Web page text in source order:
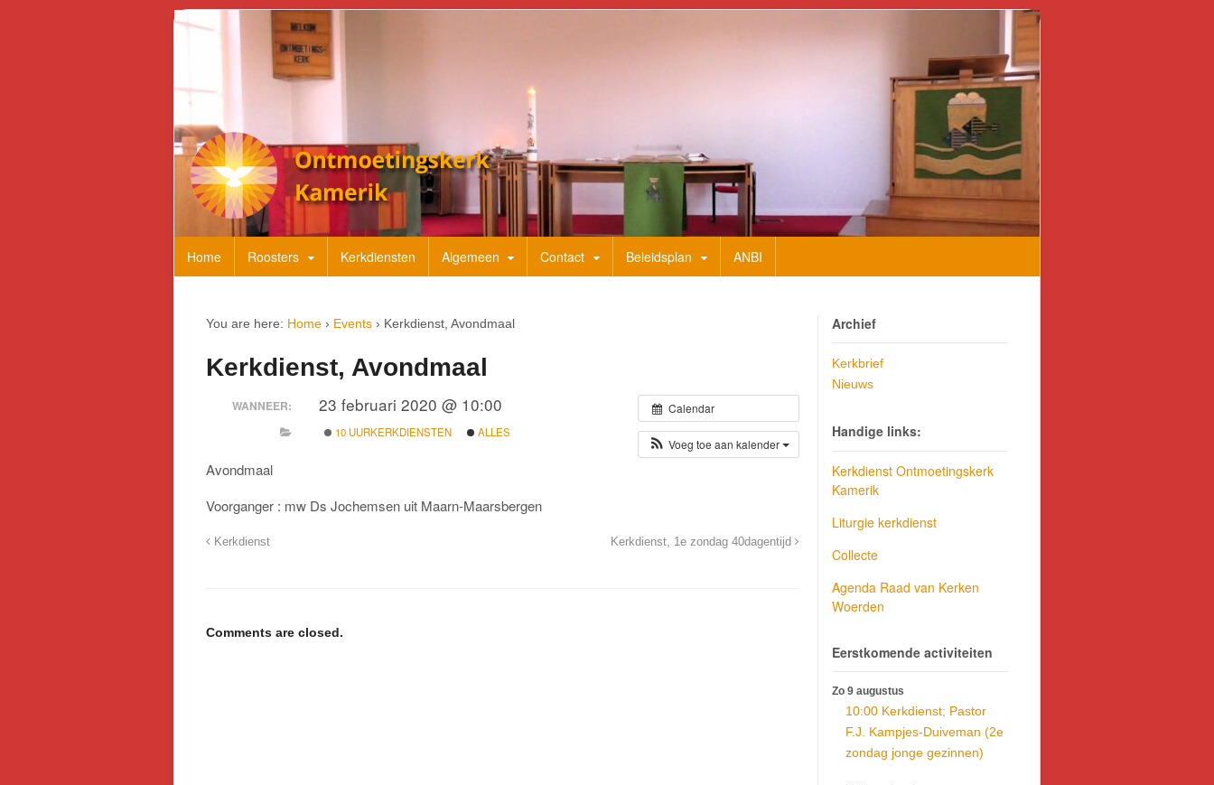
Home Roosters Kerkdiensten Algemeen Contact Beleidsplan ANBI
You are here: Home › Events › Kerkdienst, Avondmaal
Kerkdienst, Avondmaal
Calendar
Voeg toe aan kalender
WANNEER: 23 februari 2020 @ 10:00
10 UURKERKDIENSTEN ALLES
Avondmaal
Voorganger : mw Ds Jochemsen uit Maarn-Maarsbergen
Kerkdienst Kerkdienst, 1e zondag 40dagentijd
Comments are closed.
Archief
Kerkbrief
Nieuws
Handige links:
Kerkdienst Ontmoetingskerk
Kamerik
Liturgie kerkdienst
Collecte
Agenda Raad van Kerken
Woerden
Eerstkomende activiteiten
Zo 9 augustus
10:00 Kerkdienst; Pastor
F.J. Kampjes-Duiveman (2e
zondag jonge gezinnen)